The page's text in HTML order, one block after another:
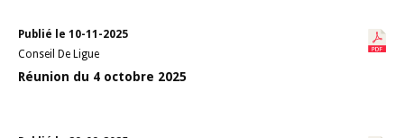
Publié le 10-11-2025
Conseil De Ligue
Réunion du 4 octobre 2025